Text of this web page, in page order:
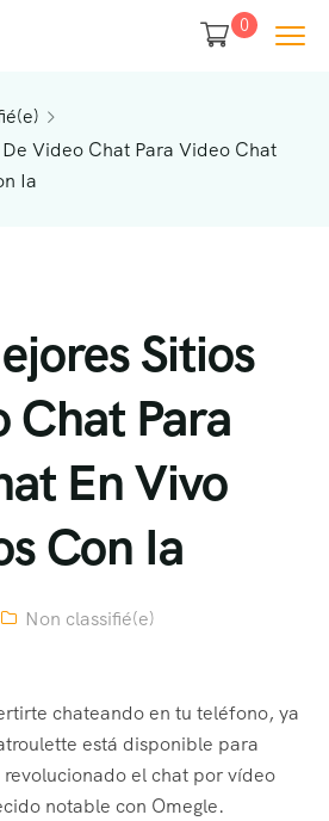
0
Video Chat Para Video Chat
Ia
Sitios
Chat Para
En Vivo
Con Ia
Non classifié(e)
chateando en tu teléfono, ya
está disponible para
el chat por vídeo
notable con Omegle.